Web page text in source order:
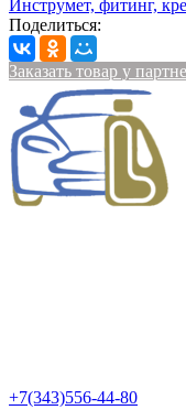
Инструмет, фитинг,
Поделиться:
Заказать товар у
+7(343)556-44-80